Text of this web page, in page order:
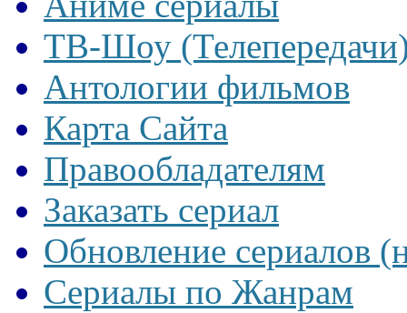
ТВ-Шоу
Антологии фильмов
Карта Сайта
Правообладателям
Заказать сериал
Обновление сериалов
Сериалы по Жанрам